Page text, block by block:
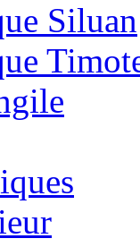
Siluan